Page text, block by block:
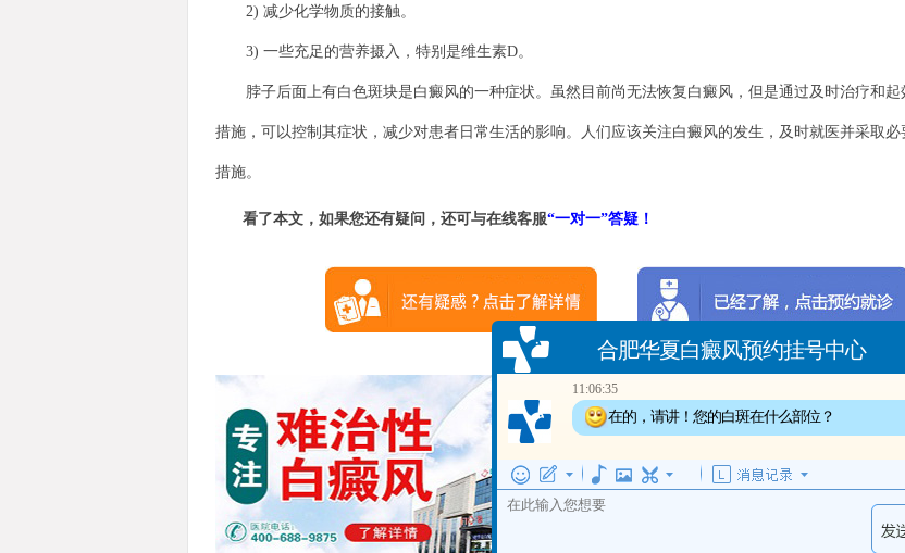
2) 减少化学物质的接触。
3) 一些充足的营养摄入，特别是维生素D。
脖子后面上有白色斑块是白癜风的一种症状。虽然目前尚无法恢复白癜风，但是通过及时治疗和起
措施，可以控制其症状，减少对患者日常生活的影响。人们应该关注白癜风的发生，及时就医并采取必
措施。
看了本文，如果您还有疑问，还可与在线客服“一对一”答疑！
温馨提示：
定到正规医院，接受医生的诊断与治疗。
肥华夏白癜风医院提供网络答疑预约平
可以向在线健康顾问提出您的疑问。
合肥华夏白癜风预约挂号中心
11:06:35
在的，请讲！您的白斑在什么部位？